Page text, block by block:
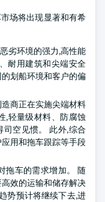
场将出现显著和有希
劣环境的强力,高性能
耐用建筑和尖端安全
划船环境和客户的偏
商正在实施尖端材料
,轻量级材料、防腐蚀
空见惯。 此外,综合
用和拖车跟踪等手段
拖车的需求增加。 随
效的运输和储存解决
势预计将继续下去,进